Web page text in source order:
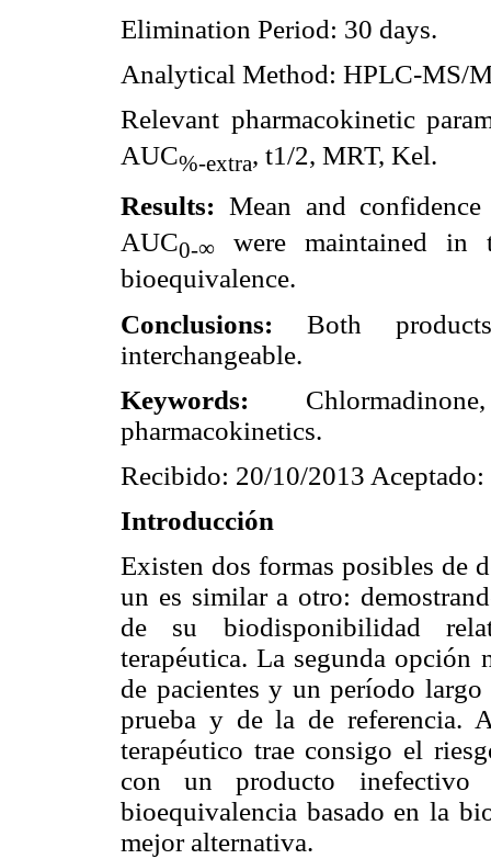
Elimination Period: 30 days.
Analytical Method: HPLC-MS/
Relevant pharmacokinetic
AUC%-extra, t1/2, MRT, Kel.
Results: Mean and
AUC0-∞ were maintained in
bioequivalence.
Conclusions: Both
interchangeable.
Keywords:
pharmacokinetics.
Recibido: 20/10/2013
Introducción
Existen dos formas posibles de
un es similar a otro:
de su biodisponibilidad
terapéutica. La segunda opción
de pacientes y un período
prueba y de la de referencia.
terapéutico trae consigo el
con un producto
bioequivalencia basado en la
mejor alternativa.